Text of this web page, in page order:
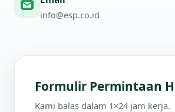
info@esp.co.id
Formulir Permintaan
Kami balas dalam 1×24 jam kerja.